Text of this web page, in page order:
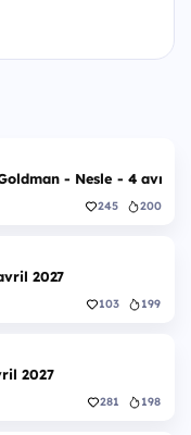
- Nesle - 4 avril
245 200
2027
103 199
2027
281 198